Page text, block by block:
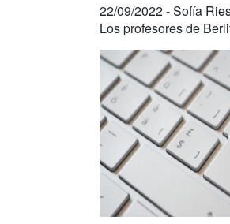
22/09/2022 -Sofía
Los profesores de